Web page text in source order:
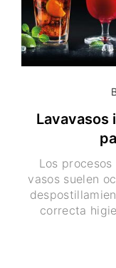
Lavavasos
Los
vasos suelen
correcta